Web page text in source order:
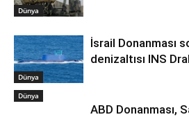
Dünya
Dünya
İsrail Donanması
denizaltısı INS
Dünya
ABD Donanması,